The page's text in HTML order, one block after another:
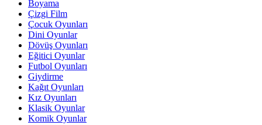
Boyama
Çizgi Film
Çocuk Oyunları
Dini Oyunlar
Dövüş Oyunları
Eğitici Oyunlar
Futbol Oyunları
Giydirme
Kağıt Oyunları
Kız Oyunları
Klasik Oyunlar
Komik Oyunlar